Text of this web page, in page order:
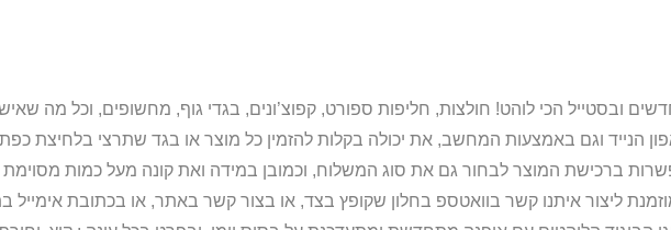
הנייד וגם באמצעות המחשב, את יכולה בקלות להזמין כל מוצר או בגד שתרצי בלחיצת
ברכישת המוצר לבחור גם את סוג המשלוח, וכמובן במידה ואת קונה מעל כמות מסוימת
ליצור איתנו קשר בוואטספ בחלון שקופץ בצד, או בצור קשר באתר, או בכתובת